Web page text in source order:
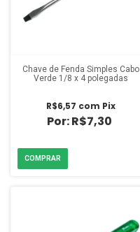
Chave de Fenda Simples Cabo
Verde 1/8 x 4 polegadas
R$7,30
R$6,57 com Pix